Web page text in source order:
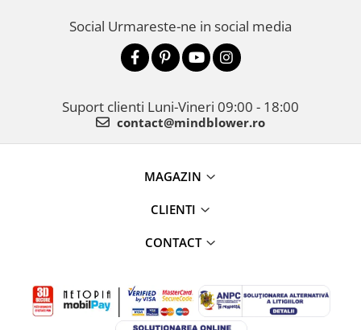
Social Urmareste-ne in social media
Suport clienti Luni-Vineri 09:00 - 18:00
contact@mindblower.ro
MAGAZIN
CLIENTI
CONTACT